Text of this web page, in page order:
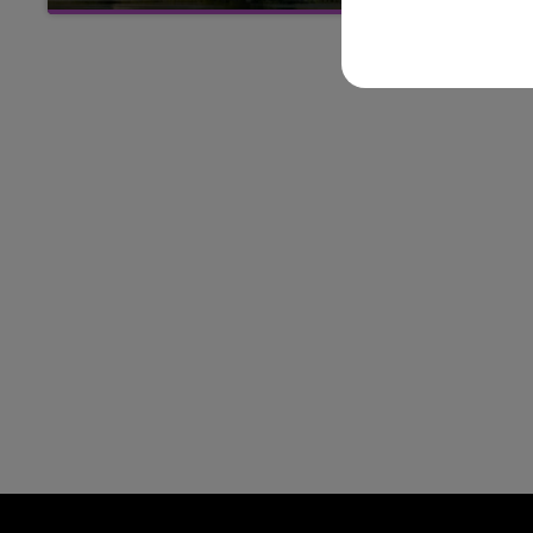
justifiée par la sécheresse intense qui est